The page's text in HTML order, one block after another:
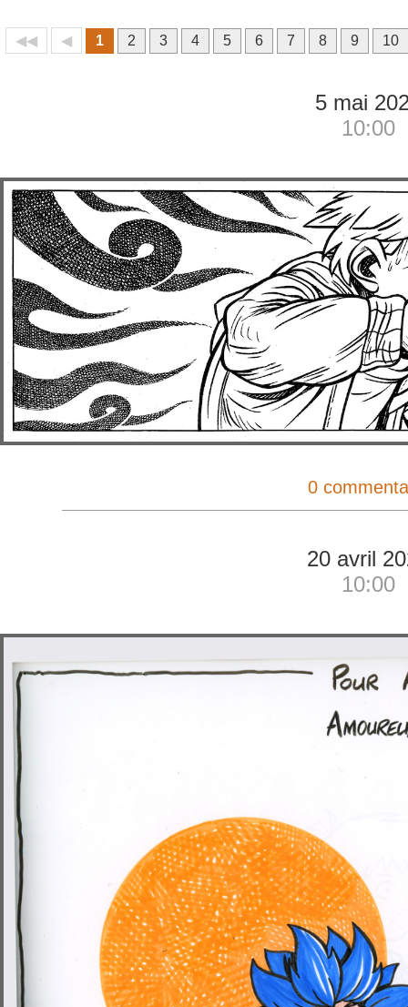
◀◀ ◀ 1 2 3 4 5 6 7 8 9 10
5 mai
10:00
0
20 avril
10:00